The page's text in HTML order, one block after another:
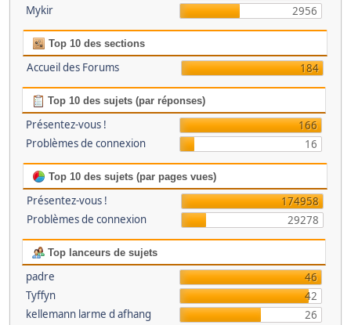
Mykir
2956
Top 10 des sections
Accueil des Forums 184
Top 10 des sujets (par réponses)
Présentez-vous !
166
Problèmes de connexion
16
Top 10 des sujets (par pages vues)
Présentez-vous !
174958
Problèmes de connexion
29278
Top lanceurs de sujets
padre
46
Tyffyn
42
kellemann larme d afhang
26